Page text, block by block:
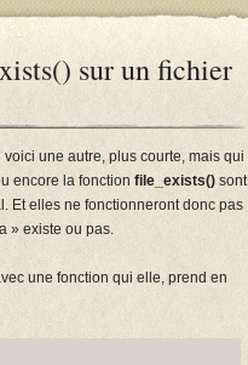
sur un fichier
voici une autre, plus courte, mais qui
encore la fonction file_exists() sont
Et elles ne fonctionneront donc pas
» existe ou pas.
une fonction qui elle, prend en